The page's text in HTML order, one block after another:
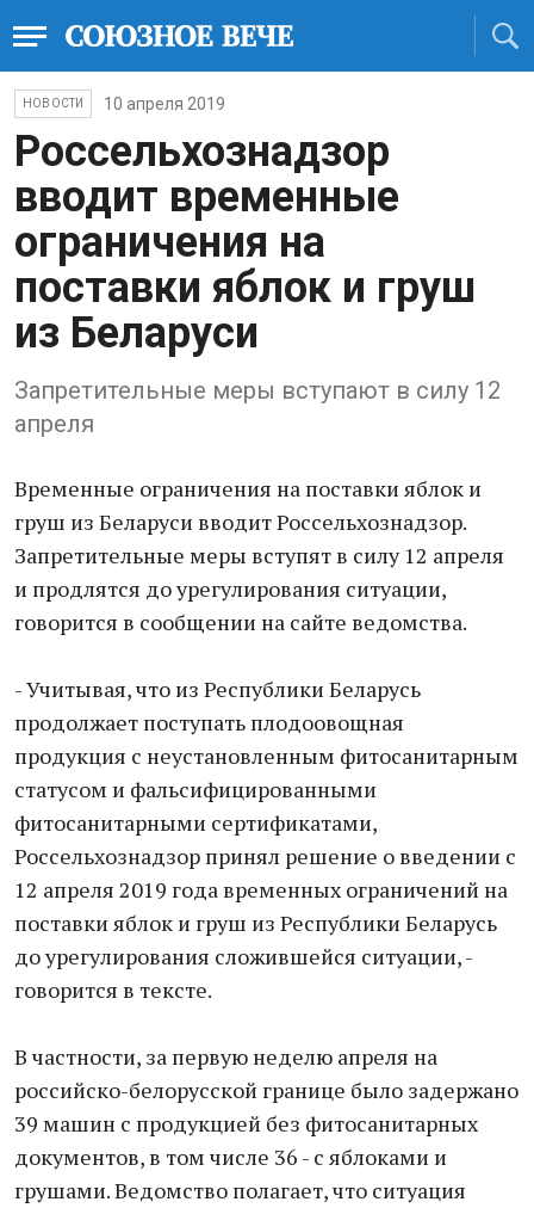
НОВОСТИ 10 апреля 2019
Россельхознадзор
вводит временные
ограничения на
поставки яблок и груш
из Беларуси
Запретительные меры вступают в силу 12
апреля
Временные ограничения на поставки яблок и
груш из Беларуси вводит Россельхознадзор.
Запретительные меры вступят в силу 12 апреля
и продлятся до урегулирования ситуации,
говорится в сообщении на сайте ведомства.
- Учитывая, что из Республики Беларусь
продолжает поступать плодоовощная
продукция с неустановленным фитосанитарным
статусом и фальсифицированными
фитосанитарными сертификатами,
Россельхознадзор принял решение о введении с
12 апреля 2019 года временных ограничений на
поставки яблок и груш из Республики Беларусь
до урегулирования сложившейся ситуации, -
говорится в тексте.
В частности, за первую неделю апреля на
российско-белорусской границе было задержано
39 машин с продукцией без фитосанитарных
документов, в том числе 36 - с яблоками и
грушами. Ведомство полагает, что ситуация